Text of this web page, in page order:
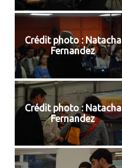
Crédit photo : Natacha
Fernandez
Crédit photo : Natacha
Fernandez